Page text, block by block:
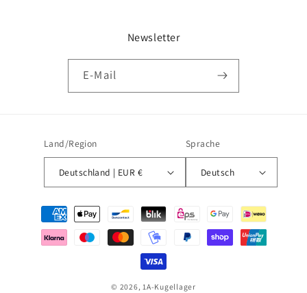
Newsletter
E-Mail
Land/Region
Deutschland | EUR €
Sprache
Deutsch
Zahlungsmethoden
© 2026,1A-Kugellager